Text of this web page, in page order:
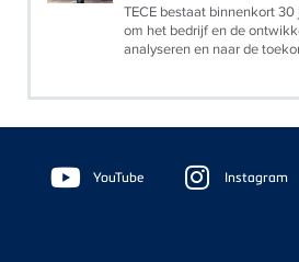
TECE bestaat binnenkort
om het bedrijf en de
analyseren en naar de
Floating
Sidebar YouTube Instagram